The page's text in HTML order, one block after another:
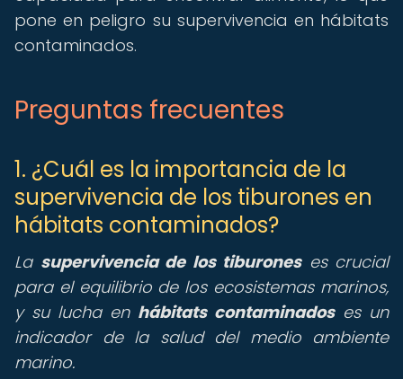
pone en peligro su supervivencia en hábitats
contaminados.
Preguntas frecuentes
1. ¿Cuál es la importancia de la
supervivencia de los tiburones en
hábitats contaminados?
La supervivencia de los tiburoneses crucial
para el equilibrio de los ecosistemas marinos,
y su lucha en hábitats contaminadoses un
indicador de la salud del medio ambiente
marino.